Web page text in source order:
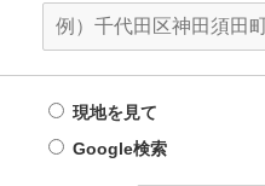
現地を見て
Google検索